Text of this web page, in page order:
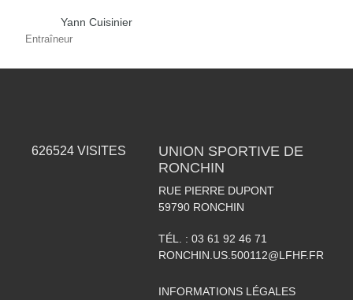
Yann Cuisinier
Entraîneur
626524 VISITES
UNION SPORTIVE DE
RONCHIN
RUE PIERRE DUPONT
59790 RONCHIN
TÉL. : 03 61 92 46 71
RONCHIN.US.500112@LFHF.FR
INFORMATIONS LÉGALES